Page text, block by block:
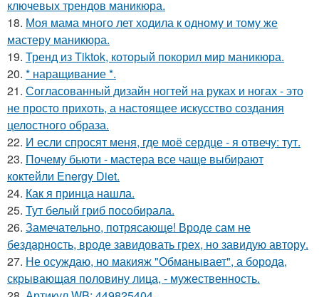
ключевых трендов маникюра.
18. Моя мама много лет ходила к одному и тому же
мастеру маникюра.
19. Тренд из Tiktok, который покорил мир маникюра.
20. * наращивание *.
21. Согласованный дизайн ногтей на руках и ногах - это
не просто прихоть, а настоящее искусство создания
целостного образа.
22. И если спросят меня, где моё сердце - я отвечу: тут.
23. Почему бьюти - мастера все чаще выбирают
коктейли Energy Diet.
24. Как я принца нашла.
25. Тут белый гриб пособирала.
26. Замечательно, потрясающе! Вроде сам не
бездарность, вроде завидовать грех, но завидую автору.
27. Не осуждаю, но макияж "Обманывает", а борода,
скрывающая половину лица, - мужественность.